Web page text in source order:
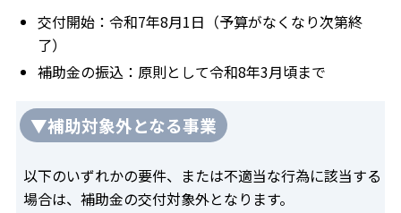
交付開始：令和7年8月1日（予算がなくなり次第終
了）
補助金の振込：原則として令和8年3月頃まで
▼補助対象外となる事業
以下のいずれかの要件、または不適当な行為に該当する
場合は、補助金の交付対象外となります。